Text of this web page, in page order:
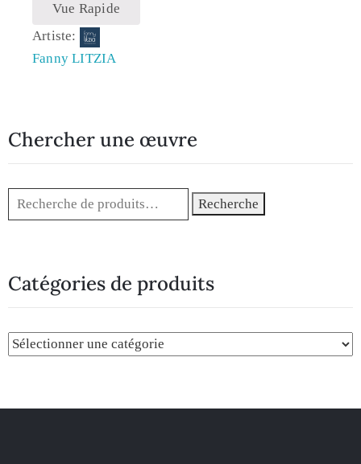
Vue Rapide
Artiste:
Fanny LITZIA
Chercher une œuvre
Recherche
Catégories de produits